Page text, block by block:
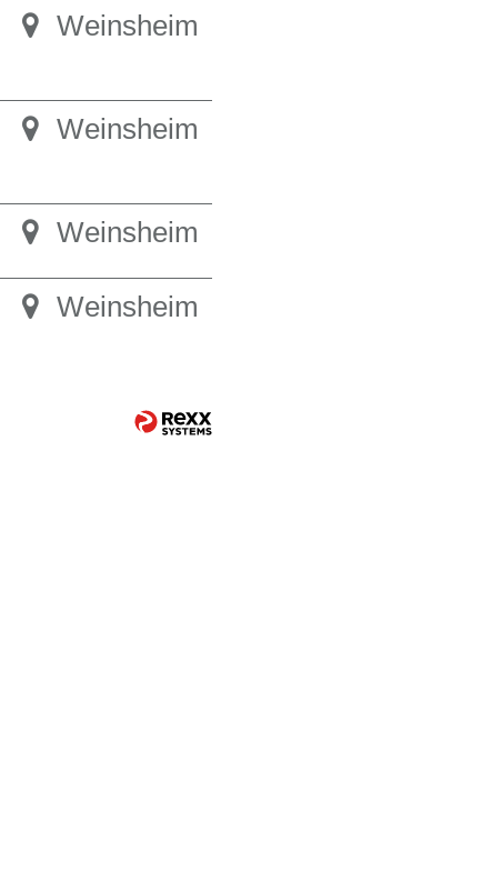
Weinsheim
Weinsheim
Weinsheim
Weinsheim